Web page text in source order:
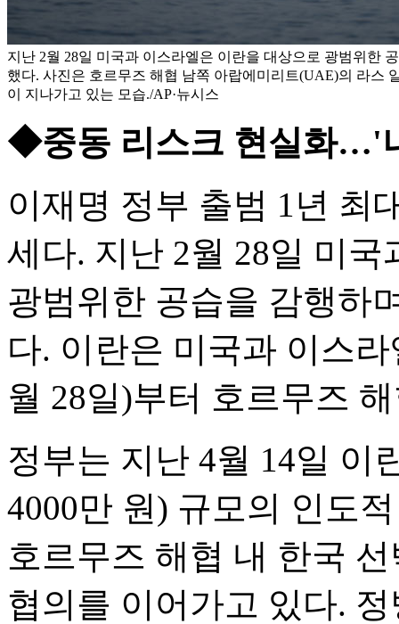
지난 2월 28일 미국과 이스라엘은 이란을 대상으로 광범위한
했다. 사진은 호르무즈 해협 남쪽 아랍에미리트(UAE)의 라스
이 지나가고 있는 모습./AP·뉴시스
◆중동 리스크 현실화…'
이재명 정부 출범 1년 최
세다. 지난 2월 28일 미
광범위한 공습을 감행하
다. 이란은 미국과 이스
월 28일)부터 호르무즈
정부는 지난 4월 14일 이
4000만 원) 규모의 인도
호르무즈 해협 내 한국
협의를 이어가고 있다.